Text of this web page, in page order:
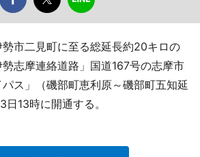
市二見町に至る総延長約20キロの
志摩連絡道路」国道167号の志摩市
ス」（磯部町恵利原～磯部町五知延
13時に開通する。